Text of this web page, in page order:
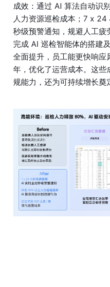
成效：通过 AI 算法自动识
人力资源巡检成本；7 x
秒级预警通知，规避人工
完成 AI 巡检智能体的搭建
全面提升，员工能更快响
年，优化了运营成本。这
规能力，还为可持续增长奠